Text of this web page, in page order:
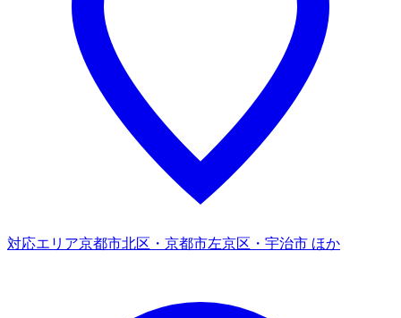
対応エリア京都市北区・京都市左京区・宇治市 ほか